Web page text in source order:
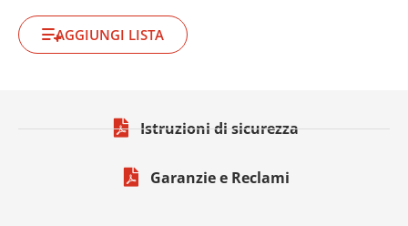
AGGIUNGI LISTA
Istruzioni di sicurezza
Garanzie e Reclami